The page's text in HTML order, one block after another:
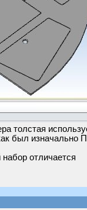
толстая
был изначально
отличается